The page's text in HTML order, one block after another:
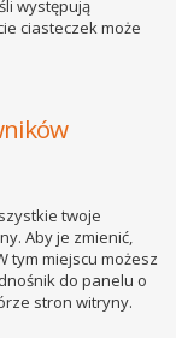
występują
ciasteczek może
twoje
Aby je zmienić,
tym miejscu możesz
do panelu o
stron witryny.